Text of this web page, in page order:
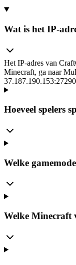
Wat is het IP-
Het IP-adres van
Minecraft, ga naar
Hoeveel spelers
Welke
Welke Minecraft